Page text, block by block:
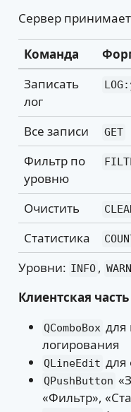
Сервер
Команда
Записать
лог
Все записи GET
Фильтр по
уровню
Очистить
Статистика
Уровни: INFO , WARN
Клиентская
QComboBox для
логирования
QLineEdit для
QPushButton
«Фильтр»,